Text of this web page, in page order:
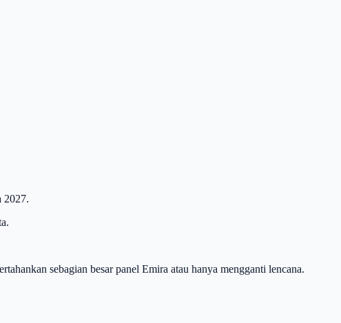
2027.
sebagian besar panel Emira atau hanya mengganti lencana.